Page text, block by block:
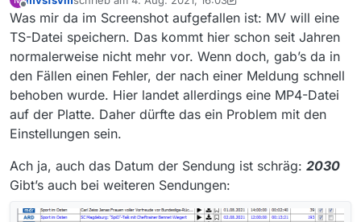
Offline zuletzt editiert von mvsfsvm8. Apr. 2021, 18:13
Was mir da im Screenshot aufgefallen ist: MV will eine
TS-Datei speichern. Das kommt hier schon seit Jahren
normalerweise nicht mehr vor. Wenn doch, gab’s da in
den Fällen einen Fehler, der nach einer Meldung schnell
behoben wurde. Hier landet allerdings eine MP4-Datei
auf der Platte. Daher dürfte das ein Problem mit den
Einstellungen sein.
Ach ja, auch das Datum der Sendung ist schräg: 2030
Gibt’s auch bei weiteren Sendungen: